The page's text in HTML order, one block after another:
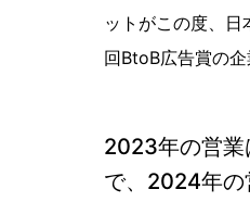
ットがこの度、
回BtoB広告賞の
2023年の営業
で、2024年の